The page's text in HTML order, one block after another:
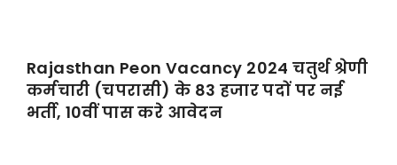
Rajasthan Peon Vacancy 2024 चतुर्थ श्रेणी
कर्मचारी (चपरासी) के 83 हजार पदों पर नई
भर्ती, 10वीं पास करे आवेदन